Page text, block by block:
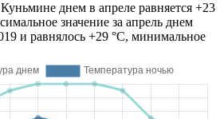
днем в апреле равняется +23
значение за апрель днем
и равнялось +29 °C, минимальное